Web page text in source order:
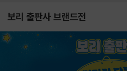
보리 출판사 브랜드전